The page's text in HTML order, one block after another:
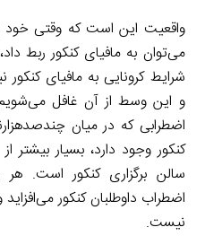
واقعیت این است که وقتی خود
می‌توان به مافیای کنکور ربط
شرایط کرونایی به مافیای
و این وسط از آن غافل
اضطرابی که در میان
کنکور وجود دارد، بسیار بیشتر
سالن برگزاری کنکور است.
اضطراب داوطلبان کنکور
نیست.